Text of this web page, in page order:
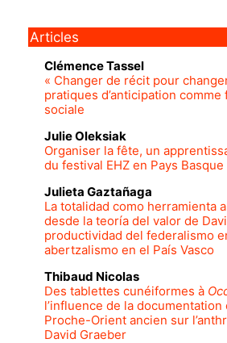
Articles
ClémenceTassel
« Changer de récit pour
pratiques d’anticipation
sociale
JulieOleksiak
Organiser la fête, un
du festival EHZ en Pays Basque
Julieta Gaztañaga
La totalidad como herramienta
desde la teoría del valor de
productividad del federalismo
abertzalismo en el País Vasco
Thibaud Nicolas
Des tablettes cunéiformes à
l’influence de la
Proche-Orient ancien sur
David Graeber